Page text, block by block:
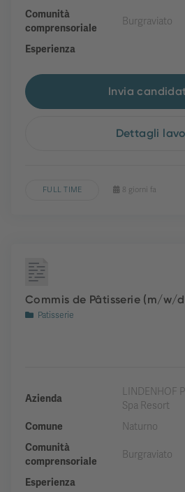
Comunità
comprensoriale
Burgraviato
Esperienza
Invia
Dettagli
FULL TIME 8 giorni fa
Commis de Pâtisserie (m/w/
Patisserie
Azienda
LINDENHOF
Spa Resort
Comune
Naturno
Comunità
comprensoriale
Burgraviato
Esperienza